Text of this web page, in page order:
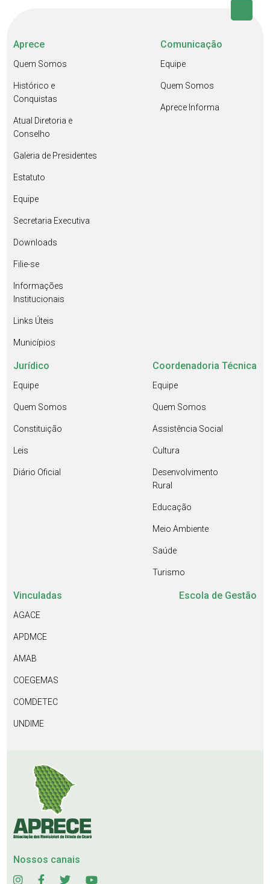
Aprece
Quem Somos
Histórico e
Conquistas
Atual Diretoria e
Conselho
Galeria de Presidentes
Estatuto
Equipe
Secretaria Executiva
Downloads
Filie-se
Informações
Institucionais
Links Úteis
Municípios
Comunicação
Equipe
Quem Somos
Aprece Informa
Jurídico
Equipe
Quem Somos
Constituição
Leis
Diário Oficial
Coordenadoria Técnica
Equipe
Quem Somos
Assistência Social
Cultura
Desenvolvimento
Rural
Educação
Meio Ambiente
Saúde
Turismo
Vinculadas
AGACE
APDMCE
AMAB
COEGEMAS
COMDETEC
UNDIME
Escola de Gestão
Nossos canais